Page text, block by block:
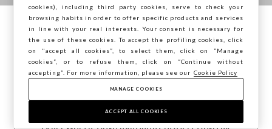
Até -40% em artigos selecionados
*Oferta válida em todos os artigos incluídos na categoria SALE. A
oferta não é acumulável com outras promoções em vigor.
Está a navegar na STEFANEL Portugal,
deseja guardar a sua localização?
CONFIRMAR
cookies), including third party cookies, serve to check your
browsing habits in order to offer specific products and services
in line with your real interests. Your consent is necessary for
the use of these cookies. To accept the profiling cookies, click
on "accept all cookies”, to select them, click on “Manage
cookies”, or to refuse them, click on “Continue without
accepting”. For more information, please see our Cookie Policy
MANAGE COOKIES
ACCEPT ALL COOKIES